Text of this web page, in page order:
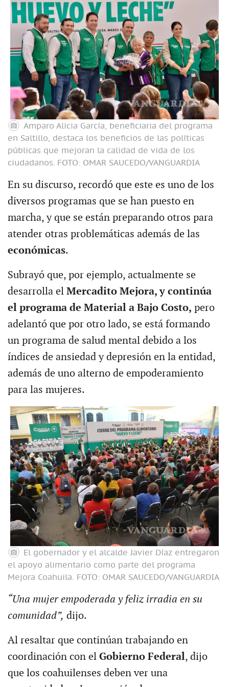
Amparo Alicia García, beneficiaria del programa
en Saltillo, destaca los beneficios de las políticas
públicas que mejoran la calidad de vida de los
ciudadanos. FOTO: OMAR SAUCEDO/VANGUARDIA
En su discurso, recordó que este es uno de los
diversos programas que se han puesto en
marcha, y que se están preparando otros para
atender otras problemáticas además de las
económicas.
Subrayó que, por ejemplo, actualmente se
desarrolla el Mercadito Mejora, y continúa
el programa de Material a Bajo Costo, pero
adelantó que por otro lado, se está formando
un programa de salud mental debido a los
índices de ansiedad y depresión en la entidad,
además de uno alterno de empoderamiento
para las mujeres.
El gobernador y el alcalde Javier Díaz entregaron
el apoyo alimentario como parte del programa
Mejora Coahuila. FOTO: OMAR SAUCEDO/VANGUARDIA
“Una mujer empoderada y feliz irradia en su
comunidad”, dijo.
Al resaltar que continúan trabajando en
coordinación con el Gobierno Federal, dijo
que los coahuilenses deben ver una